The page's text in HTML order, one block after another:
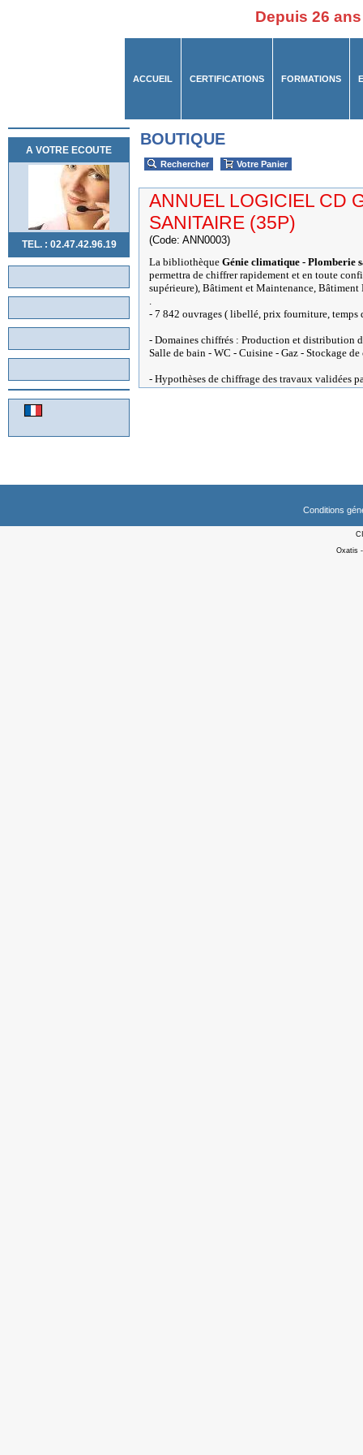
Depuis 26 ans
ACCUEIL CERTIFICATIONS FORMATIONS
A VOTRE ECOUTE
TEL. : 02.47.42.96.19
BOUTIQUE
Rechercher Votre Panier
ANNUEL LOGICIEL CD
SANITAIRE (35P)
(Code: ANN0003)
La bibliothèque Génie climatique - Plomberie
permettra de chiffrer rapidement et en toute
supérieure), Bâtiment et Maintenance, Bâtiment
.
- 7 842 ouvrages ( libellé, prix fourniture, temps
- Domaines chiffrés : Production et distribution
Salle de bain - WC - Cuisine - Gaz - Stockage
- Hypothèses de chiffrage des travaux validées
Conditions
Oxatis